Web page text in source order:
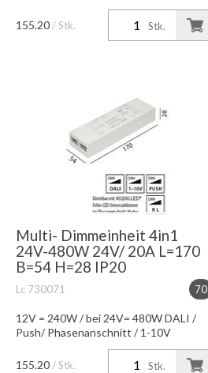
Stk.
155.20 / Stk.
Multi- Dimmeinheit 4in1
24V-480W 24V/ 20A L=170
B=54 H=28 IP20
70
Lc 730071
12V = 240W / bei 24V= 480W DALI /
Push/ Phasenanschnitt / 1-10V
Konverter sep. bestellen
Stk.
155.20 / Stk.